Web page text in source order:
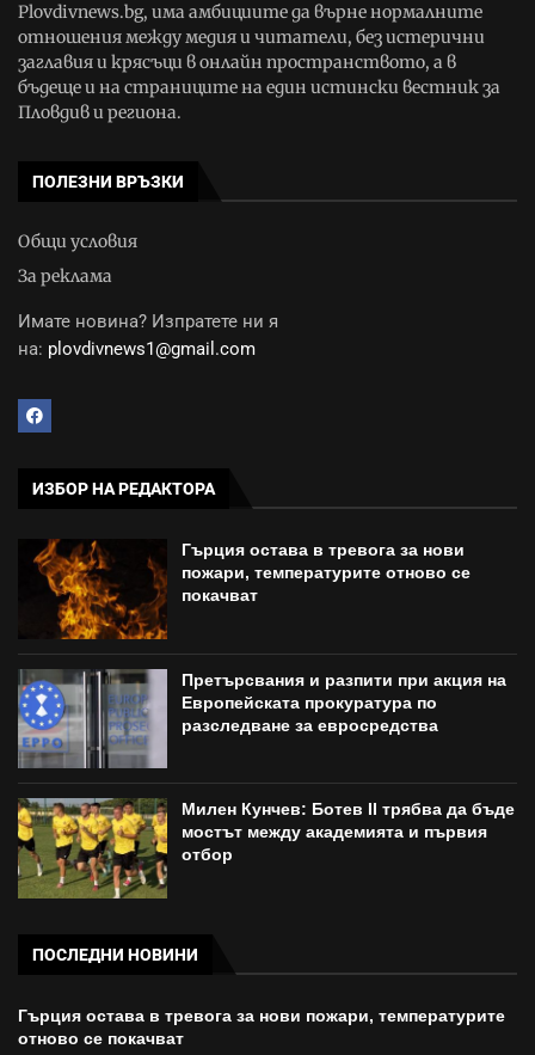
Plovdivnews.bg, има амбициите да върне нормалните
отношения между медия и читатели, без истерични
заглавия и крясъци в онлайн пространството, а в
бъдеще и на страниците на един истински вестник за
Пловдив и региона.
ПОЛЕЗНИ ВРЪЗКИ
Общи условия
За реклама
Имате новина? Изпратете ни я
на: plovdivnews1@gmail.com
ИЗБОР НА РЕДАКТОРА
Гърция остава в тревога за нови
пожари, температурите отново се
покачват
Претърсвания и разпити при акция на
Европейската прокуратура по
разследване за евросредства
Милен Кунчев: Ботев II трябва да бъде
мостът между академията и първия
отбор
ПОСЛЕДНИ НОВИНИ
Гърция остава в тревога за нови пожари, температурите
отново се покачват